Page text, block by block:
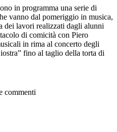
in programma una serie di
vanno dal pomeriggio in musica,
dei lavori realizzati dagli alunni
di comicità con Piero
in rima al concerto degli
fino al taglio della torta di
commenti